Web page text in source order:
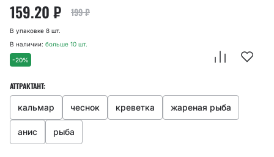
159.20₽ 199₽
-20%
В упаковке 8 шт.
В наличии: больше 10 шт.
АТТРАКТАНТ:
кальмар чеснок креветка жареная рыба
анис рыба